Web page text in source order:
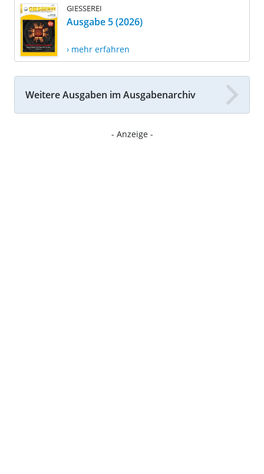
GIESSEREI
Ausgabe 5 (2026)
› mehr erfahren
Weitere Ausgaben im Ausgabenarchiv
- Anzeige -